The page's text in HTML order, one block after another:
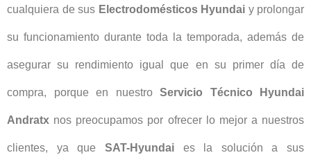
cualquiera de sus Electrodomésticos Hyundai y prolongar
su funcionamiento durante toda la temporada, además de
asegurar su rendimiento igual que en su primer día de
compra, porque en nuestro Servicio Técnico Hyundai
Andratx nos preocupamos por ofrecer lo mejor a nuestros
clientes, ya que SAT-Hyundaies la solución a sus